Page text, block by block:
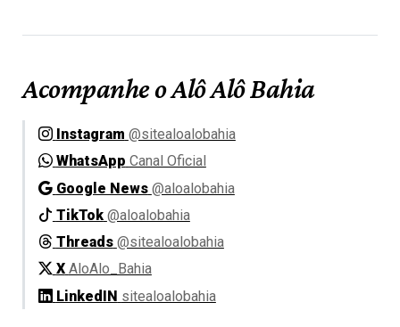
Acompanhe o Alô Alô Bahia
Instagram @sitealoalobahia
WhatsApp Canal Oficial
Google News @aloalobahia
TikTok @aloalobahia
Threads @sitealoalobahia
X AloAlo_Bahia
LinkedIN sitealoalobahia